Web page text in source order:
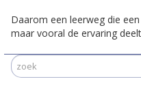
Daarom een leerweg die
maar vooral de ervaring